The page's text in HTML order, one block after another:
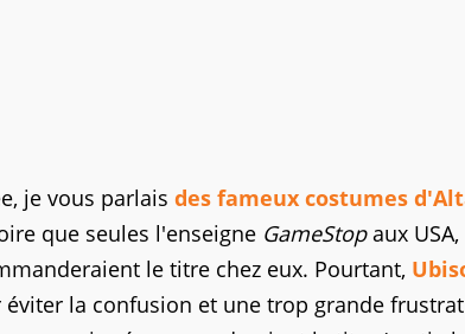
je vous parlais des fameux costumes
que seules l'enseigne GameStopaux USA,
le titre chez eux. Pourtant,
la confusion et une trop grande